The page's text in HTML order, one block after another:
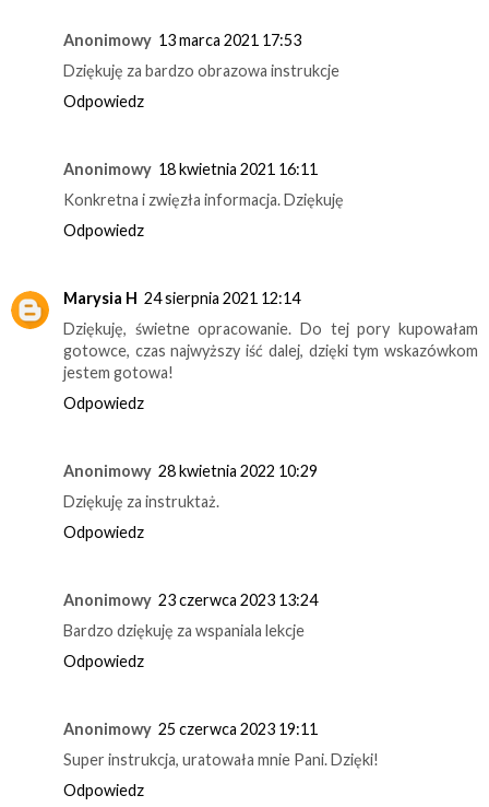
Anonimowy 13 marca 2021 17:53
Dziękuję za bardzo obrazowa instrukcje
Odpowiedz
Anonimowy 18 kwietnia 2021 16:11
Konkretna i zwięzła informacja. Dziękuję
Odpowiedz
Marysia H 24 sierpnia 2021 12:14
Dziękuję, świetne opracowanie. Do tej pory kupowałam
gotowce, czas najwyższy iść dalej, dzięki tym wskazówkom
jestem gotowa!
Odpowiedz
Anonimowy 28 kwietnia 2022 10:29
Dziękuję za instruktaż.
Odpowiedz
Anonimowy 23 czerwca 2023 13:24
Bardzo dziękuję za wspaniala lekcje
Odpowiedz
Anonimowy 25 czerwca 2023 19:11
Super instrukcja, uratowała mnie Pani. Dzięki!
Odpowiedz